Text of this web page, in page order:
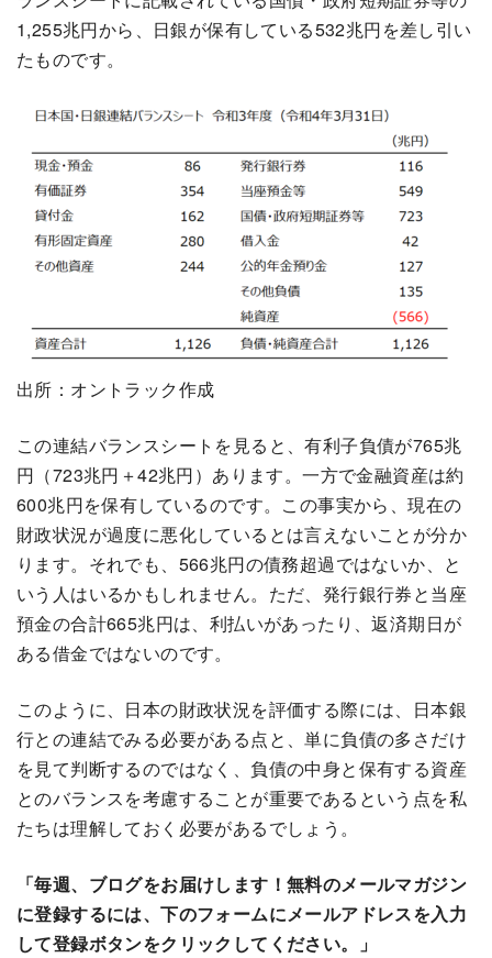
1,255兆円から、日銀が保有している532兆円を差し引い
たものです。
出所：オントラック作成
この連結バランスシートを見ると、有利子負債が765兆
円（723兆円＋42兆円）あります。一方で金融資産は約
600兆円を保有しているのです。この事実から、現在の
財政状況が過度に悪化しているとは言えないことが分か
ります。それでも、566兆円の債務超過ではないか、と
いう人はいるかもしれません。ただ、発行銀行券と当座
預金の合計665兆円は、利払いがあったり、返済期日が
ある借金ではないのです。
このように、日本の財政状況を評価する際には、日本銀
行との連結でみる必要がある点と、単に負債の多さだけ
を見て判断するのではなく、負債の中身と保有する資産
とのバランスを考慮することが重要であるという点を私
たちは理解しておく必要があるでしょう。
「毎週、ブログをお届けします！無料のメールマガジン
に登録するには、下のフォームにメールアドレスを入力
して登録ボタンをクリックしてください。」